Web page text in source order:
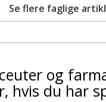
Se flere faglige
og
hvis du har